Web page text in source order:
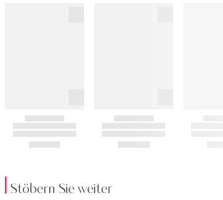
Stöbern Sie weiter